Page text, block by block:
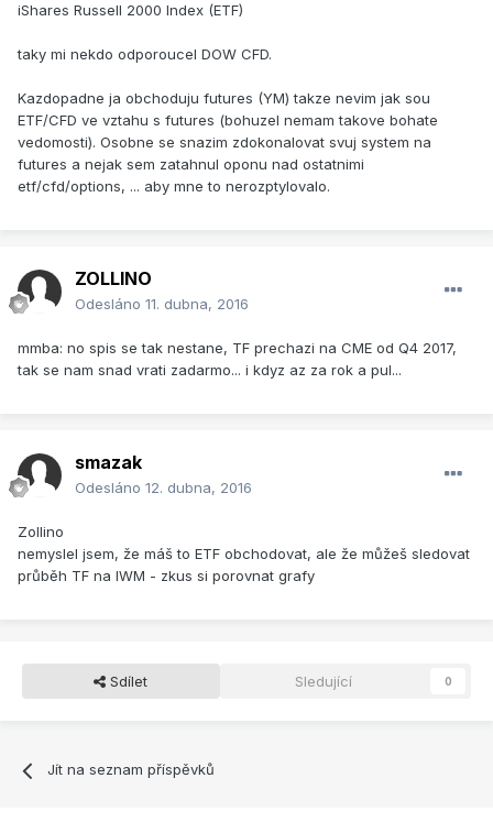
iShares Russell 2000 Index (ETF)
taky mi nekdo odporoucel DOW CFD.
Kazdopadne ja obchoduju futures (YM) takze nevim jak sou
ETF/CFD ve vztahu s futures (bohuzel nemam takove bohate
vedomosti). Osobne se snazim zdokonalovat svuj system na
futures a nejak sem zatahnul oponu nad ostatnimi
etf/cfd/options, ... aby mne to nerozptylovalo.
ZOLLINO
Odesláno 11. dubna, 2016
mmba: no spis se tak nestane, TF prechazi na CME od Q4 2017,
tak se nam snad vrati zadarmo... i kdyz az za rok a pul...
smazak
Odesláno 12. dubna, 2016
Zollino
nemyslel jsem, že máš to ETF obchodovat, ale že můžeš sledovat
průběh TF na IWM - zkus si porovnat grafy
Sdílet Sledující 0
Jít na seznam příspěvků